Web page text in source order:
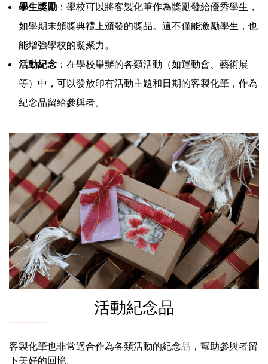
學生獎勵 ：學校可以將客製化筆作為獎勵發給優秀學生，
如學期末頒獎典禮上頒發的獎品。這不僅能激勵學生，也
能增強學校的凝聚力。
活動紀念 ：在學校舉辦的各類活動（如運動會、藝術展
等）中，可以發放印有活動主題和日期的客製化筆，作為
紀念品留給參與者。
活動紀念品
客製化筆也非常適合作為各類活動的紀念品，幫助參與者留
下美好的回憶。